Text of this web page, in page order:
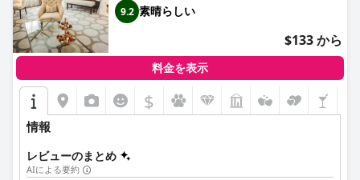
9.2 素晴らしい
$133 から
料金を表示
$
情報
レビューのまとめ
AIによる要約